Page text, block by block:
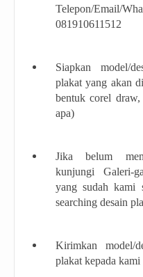
Telepon/
081910611512
Siapkan model/
plakat yang akan
bentuk corel
apa)
Jika belum
kunjungi Galeri-
yang sudah kami
searching desain
Kirimkan model/
plakat kepada